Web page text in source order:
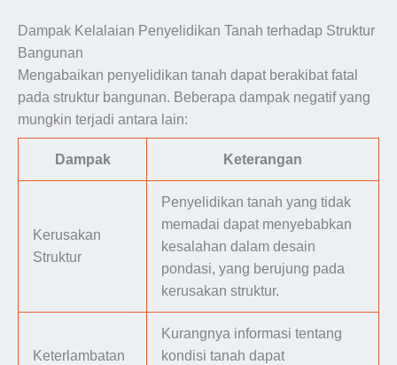
Dampak Kelalaian Penyelidikan Tanah terhadap Struktur
Bangunan
Mengabaikan penyelidikan tanah dapat berakibat fatal
pada struktur bangunan. Beberapa dampak negatif yang
mungkin terjadi antara lain:
Dampak Keterangan
Kerusakan
Struktur
Penyelidikan tanah yang tidak
memadai dapat menyebabkan
kesalahan dalam desain
pondasi, yang berujung pada
kerusakan struktur.
Keterlambatan
Kurangnya informasi tentang
kondisi tanah dapat